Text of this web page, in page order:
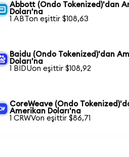
Abbott (Ondo Tokenized)'dan
Doları'na
1 ABTon eşittir $108,63
Baidu (Ondo Tokenized)'dan
Doları'na
1 BIDUon eşittir $108,92
CoreWeave (Ondo
Amerikan Doları'na
1 CRWVon eşittir $86,71